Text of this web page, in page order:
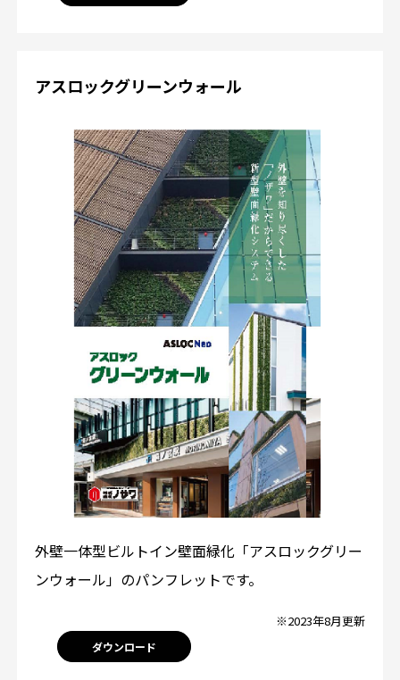
アスロックグリーンウォール
外壁一体型ビルトイン壁面緑化「アスロックグリー
ンウォール」のパンフレットです。
※2023年8月更新
ダウンロード